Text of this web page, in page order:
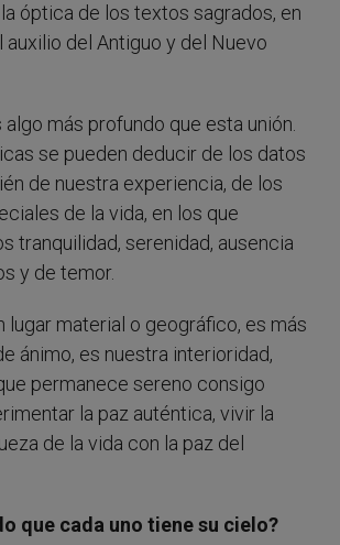
óptica de los textos sagrados, en
del Antiguo y del Nuevo
más profundo que esta unión.
se pueden deducir de los datos
de nuestra experiencia, de los
de la vida, en los que
tranquilidad, serenidad, ausencia
y de temor.
lugar material o geográfico, es más
ánimo, es nuestra interioridad,
permanece sereno consigo
la paz auténtica, vivir la
de la vida con la paz del
que cada uno tiene su cielo?